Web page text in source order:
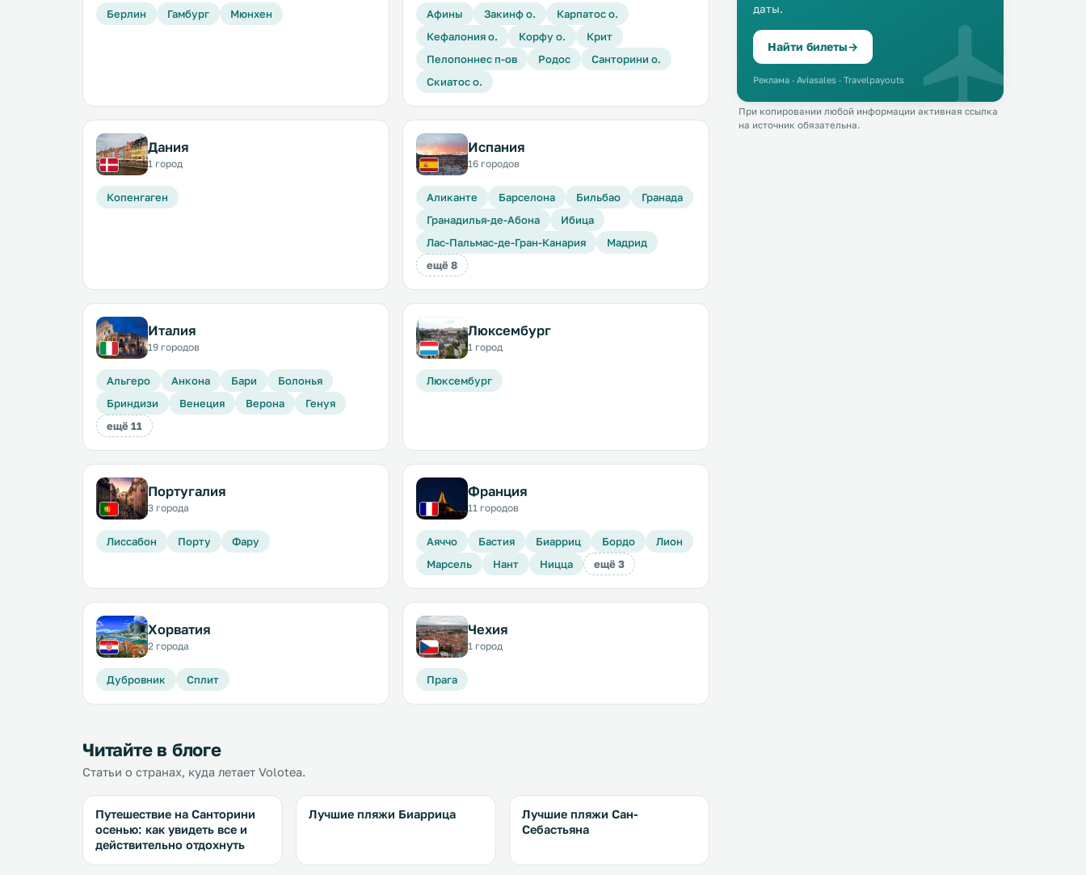
Берлин Гамбург Мюнхен Афины Закинф о.
Карпатос о.
Кефалония о.
Корфу о.
Крит
Пелопоннес п-ов
Родос
Санторини о.
Скиатос о.
Дания
1 город
Копенгаген
Испания
16 городов
Аликанте Барселона Бильбао
Гранада
Гранадилья-де-Абона
Ибица
Лас-Пальмас-де-Гран-Канария
Мадрид
ещё 8
Италия
19 городов
Альгеро Анкона Бари
Болонья
Бриндизи
Венеция Верона
Генуя
ещё 11
Люксембург
1 город
Люксембург
Португалия
3 города
Лиссабон Порту Фару
Франция
11 городов
Аяччо Бастия Биарриц Бордо
Лион
Марсель
Нант Ницца ещё 3
Хорватия
2 города
Дубровник Сплит
Чехия
1 город
Прага
Читайте в блоге
Статьи о странах, куда летает Volotea.
Путешествие на Санторини
осенью: как увидеть все и
действительно отдохнуть
Лучшие пляжи Биаррица
Лучшие пляжи Сан-
Себастьяна
даты.
Найти билеты→
Реклама · Aviasales · Travelpayouts
При копировании любой информации активная ссылка
на источник обязательна.